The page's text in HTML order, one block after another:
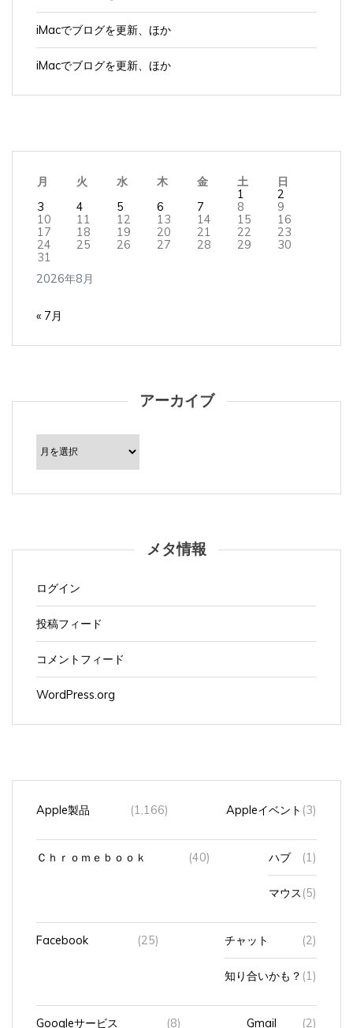
iMacでブログを更新、ほか
iMacでブログを更新、ほか
2026年8月
月 火 水 木 金 土
日
1
2
3
4 5 6 7 8
9
10
11 12 13 14 15
16
17
18 19 20 21 22
23
24
25 26 27 28 29
30
31
« 7月
アーカイブ
ア
ー
カ
イ
メタ情報
ログイン
投稿フィード
コメントフィード
WordPress.org
Apple製品 (1,166) Appleイベント (3)
Ｃｈｒｏｍｅｂｏｏｋ (40) ハブ (1)
マウス (5)
Facebook (25) チャット (2)
知り合いかも？ (1)
Googleサービス (8) Gmail (2)